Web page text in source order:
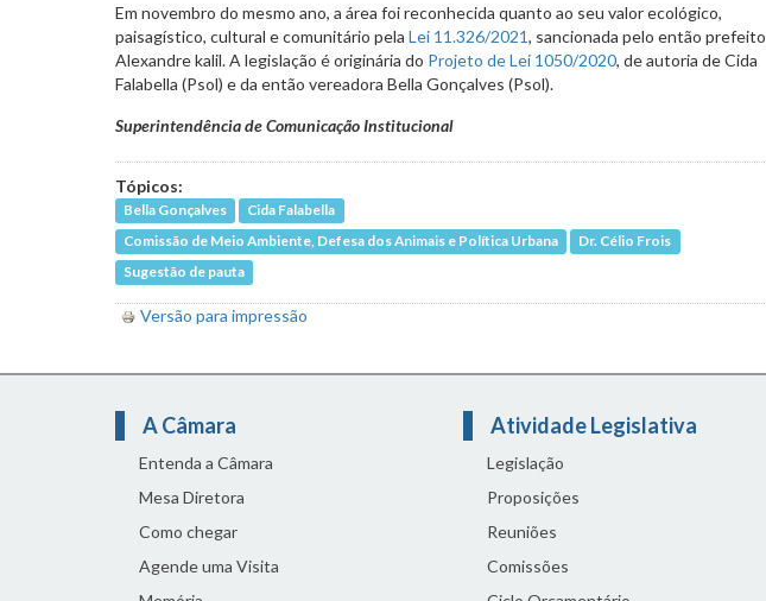
Em novembro do mesmo ano, a área foi reconhecida quanto ao seu valor ecológico,
paisagístico, cultural e comunitário pela Lei 11.326/2021, sancionada pelo então prefeito
Alexandre kalil. A legislação é originária do Projeto de Lei 1050/2020, de autoria de Cida
Falabella (Psol) e da então vereadora Bella Gonçalves (Psol).
Superintendência de Comunicação Institucional
Tópicos:
Bella Gonçalves
Cida Falabella
Comissão de Meio Ambiente, Defesa dos Animais e Política Urbana
Dr. Célio Frois
Sugestão de pauta
Versão para impressão
A Câmara
Entenda a Câmara
Mesa Diretora
Como chegar
Agende uma Visita
Atividade Legislativa
Legislação
Proposições
Reuniões
Comissões